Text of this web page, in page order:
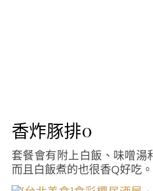
香炸豚排0
套餐會有附上白飯、味噌湯
而且白飯煮的也很香Q好吃。